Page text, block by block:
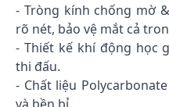
- Tròng kính chống mờ
rõ nét, bảo vệ mắt cả
- Thiết kế khí động học
thi đấu.
- Chất liệu